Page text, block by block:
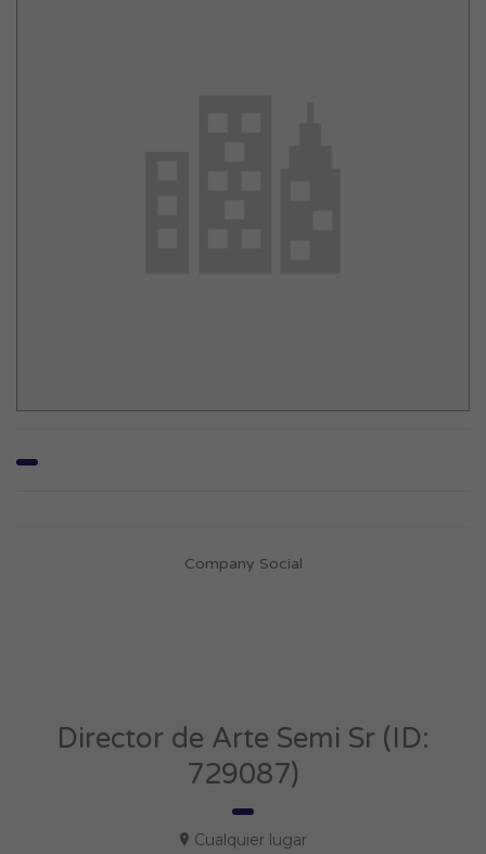
Company Social
Director de Arte Semi Sr (ID:
729087)
Cualquier lugar